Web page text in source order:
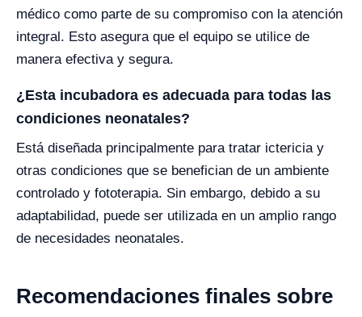
médico como parte de su compromiso con la atención
integral. Esto asegura que el equipo se utilice de
manera efectiva y segura.
¿Esta incubadora es adecuada para todas las
condiciones neonatales?
Está diseñada principalmente para tratar ictericia y
otras condiciones que se benefician de un ambiente
controlado y fototerapia. Sin embargo, debido a su
adaptabilidad, puede ser utilizada en un amplio rango
de necesidades neonatales.
Recomendaciones finales sobre